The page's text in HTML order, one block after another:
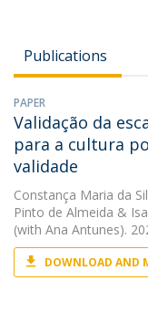
Publications
PAPER
Validação da
para a cultura
validade
Constança Maria da
Pinto de Almeida &
(with Ana Antunes).
DOWNLOAD AND